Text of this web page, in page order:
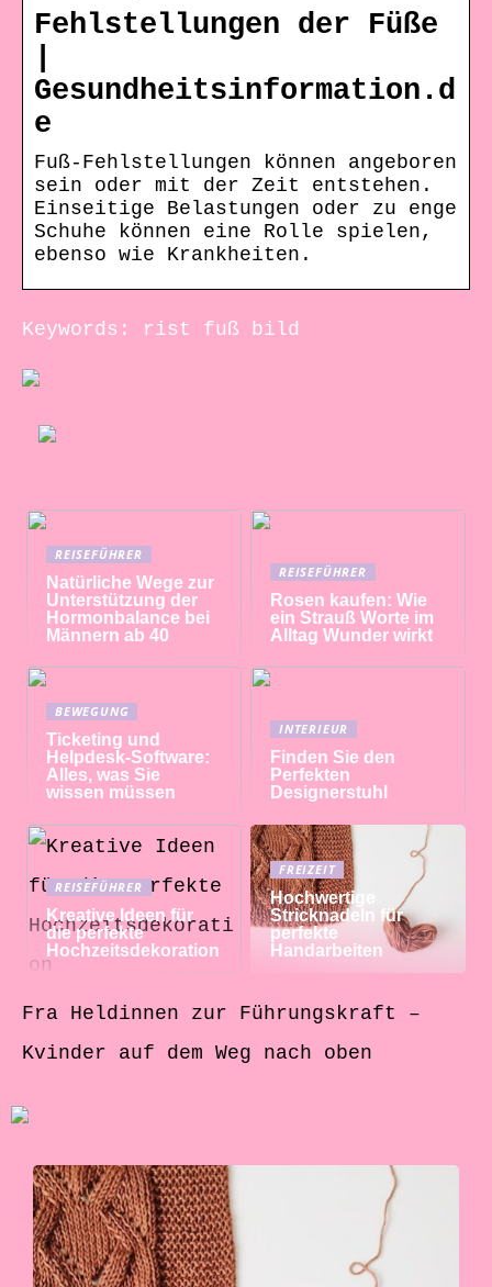
Fehlstellungen der Füße
Gesundheitsinformation.d
e
Fuß-Fehlstellungen können angeboren
sein oder mit der Zeit entstehen.
Einseitige Belastungen oder zu enge
Schuhe können eine Rolle spielen,
ebenso wie Krankheiten.
Keywords: rist fuß bild
REISEFÜHRER
Natürliche Wege zur
Unterstützung der
Hormonbalance bei
Männern ab 40
REISEFÜHRER
Rosen kaufen: Wie
ein Strauß Worte im
Alltag Wunder wirkt
BEWEGUNG
Ticketing und
Helpdesk-Software:
Alles, was Sie
wissen müssen
INTERIEUR
Finden Sie den
Perfekten
Designerstuhl
REISEFÜHRER
Kreative Ideen für
die perfekte
Hochzeitsdekoration
FREIZEIT
Hochwertige
Stricknadeln für
perfekte
Handarbeiten
Fra Heldinnen zur Führungskraft –
Kvinder auf dem Weg nach oben